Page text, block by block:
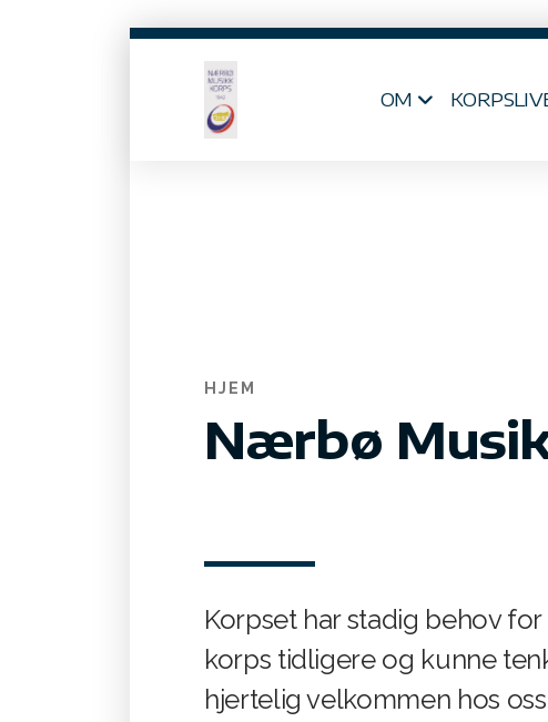
OM
HJEM
Nærbø
Korpset har stadig behov
korps tidligere og kunne
hjertelig velkommen hos